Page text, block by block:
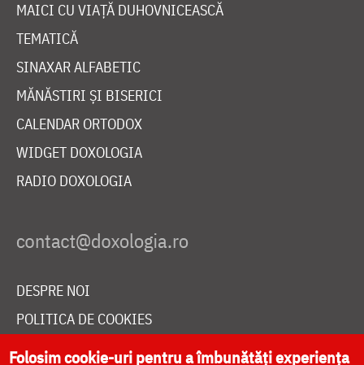
MAICI CU VIAȚĂ DUHOVNICEASCĂ
TEMATICĂ
SINAXAR ALFABETIC
MĂNĂSTIRI ȘI BISERICI
CALENDAR ORTODOX
WIDGET DOXOLOGIA
RADIO DOXOLOGIA
DESPRE NOI
POLITICA DE COOKIES
DONEAZĂ ONLINE PENTRU CATEDRALA NAȚIONALĂ
Folosim cookie-uri pentru a îmbunătăți experiența